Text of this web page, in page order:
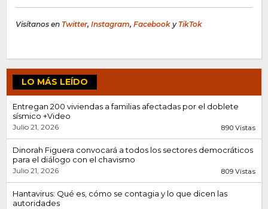
Visítanos en Twitter, Instagram, Facebook y TikTok
LO MÁS LEÍDO
Entregan 200 viviendas a familias afectadas por el doblete
sísmico +Video
Julio 21, 2026 890 Vistas
Dinorah Figuera convocará a todos los sectores democráticos
para el diálogo con el chavismo
Julio 21, 2026 809 Vistas
Hantavirus: Qué es, cómo se contagia y lo que dicen las
autoridades